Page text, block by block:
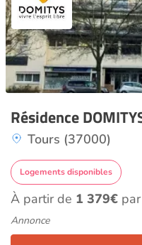
Résidence
Tours (37000)
Logements disponibles
À partir de 1 379€
Annonce